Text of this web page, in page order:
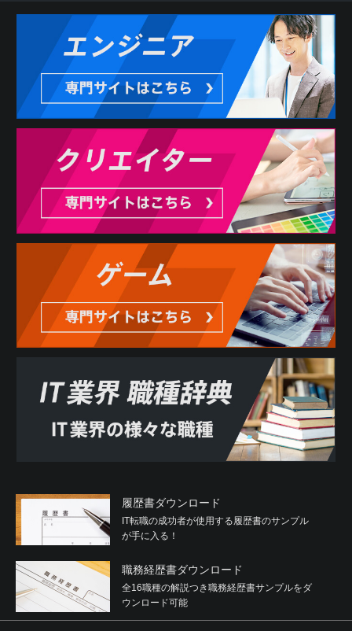
履歴書ダウンロード
IT転職の成功者が使用する履歴書のサンプル
が手に入る！
職務経歴書ダウンロード
全16職種の解説つき職務経歴書サンプルをダ
ウンロード可能